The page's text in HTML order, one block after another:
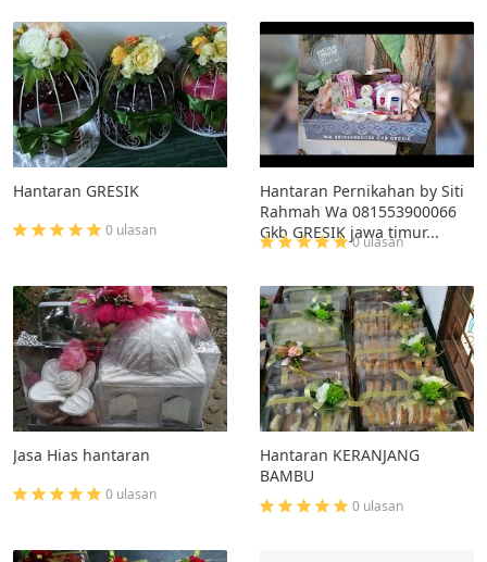
Hantaran GRESIK
0 ulasan
Hantaran Pernikahan by Siti
Rahmah Wa 081553900066
Gkb GRESIK jawa timur...
0 ulasan
Jasa Hias hantaran
0 ulasan
Hantaran KERANJANG
BAMBU
0 ulasan